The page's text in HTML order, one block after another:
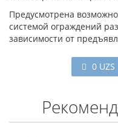
Предусмотрена
системой ограждений
зависимости от
0 UZS